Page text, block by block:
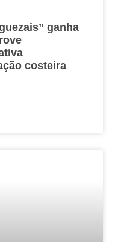
ganha
costeira